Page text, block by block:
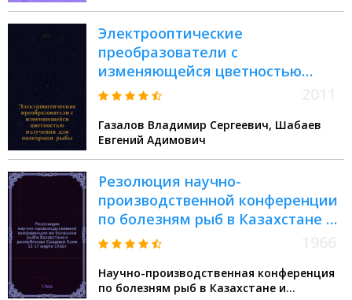
Электрооптические
преобразователи с
изменяющейся цветностью
излучения для подкормки рыбы
Газалов Владимир Сергеевич, Шабаев
Евгений Адимович
Резолюция научно-
производственной конференции
по болезням рыб в Казахстане и
республиках Средней Азии [15-17
Научно-производственная конференция
по болезням рыб в Казахстане и